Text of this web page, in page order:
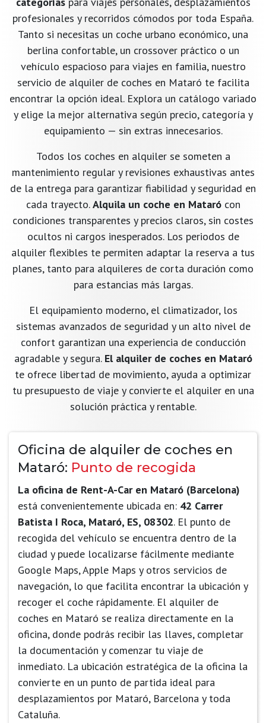
profesionales y recorridos cómodos por toda España.
Tanto si necesitas un coche urbano económico, una
berlina confortable, un crossover práctico o un
vehículo espacioso para viajes en familia, nuestro
servicio de alquiler de coches en Mataró te facilita
encontrar la opción ideal. Explora un catálogo variado
y elige la mejor alternativa según precio, categoría y
equipamiento — sin extras innecesarios.
Todos los coches en alquiler se someten a
mantenimiento regular y revisiones exhaustivas antes
de la entrega para garantizar fiabilidad y seguridad en
cada trayecto.Alquila un coche en Matarócon
condiciones transparentes y precios claros, sin costes
ocultos ni cargos inesperados. Los periodos de
alquiler flexibles te permiten adaptar la reserva a tus
planes, tanto para alquileres de corta duración como
para estancias más largas.
El equipamiento moderno, el climatizador, los
sistemas avanzados de seguridad y un alto nivel de
confort garantizan una experiencia de conducción
agradable y segura. El alquiler de coches en Mataró
te ofrece libertad de movimiento, ayuda a optimizar
tu presupuesto de viaje y convierte el alquiler en una
solución práctica y rentable.
Oficina de alquiler de coches en
Mataró: Punto de recogida
La oficina de Rent-A-Car en Mataró (Barcelona)
está convenientemente ubicada en: 42 Carrer
Batista I Roca, Mataró, ES, 08302. El punto de
recogida del vehículo se encuentra dentro de la
ciudad y puede localizarse fácilmente mediante
Google Maps, Apple Maps y otros servicios de
navegación, lo que facilita encontrar la ubicación y
recoger el coche rápidamente. El alquiler de
coches en Mataró se realiza directamente en la
oficina, donde podrás recibir las llaves, completar
la documentación y comenzar tu viaje de
inmediato. La ubicación estratégica de la oficina la
convierte en un punto de partida ideal para
desplazamientos por Mataró, Barcelona y toda
Cataluña.